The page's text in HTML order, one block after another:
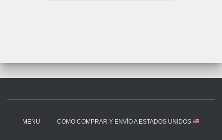
MENU COMO COMPRAR Y ENVÍO A ESTADOS UNIDOS